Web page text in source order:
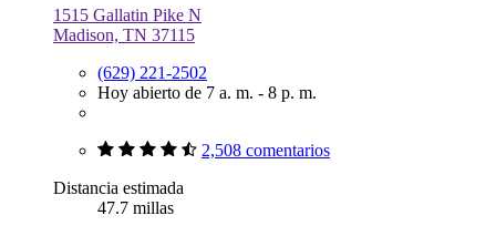
1515 Gallatin Pike N
Madison, TN 37115
(629) 221-2502
Hoy abierto de 7 a. m. - 8 p. m.
2,508 comentarios
Distancia estimada
47.7 millas